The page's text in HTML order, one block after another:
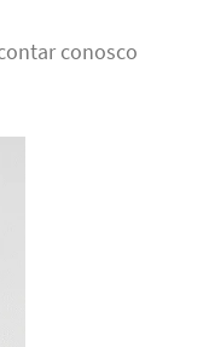
conosco